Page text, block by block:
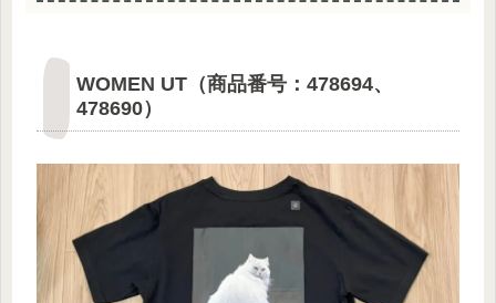
WOMEN UT（商品番号：478694、
478690）